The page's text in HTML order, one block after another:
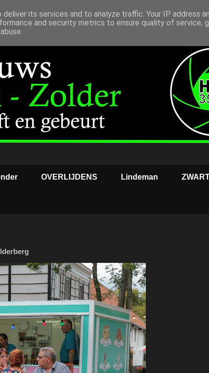
OVERLIJDENS Lindeman
its services and to analyze traffic. Your IP address
and security metrics to ensure quality of service,